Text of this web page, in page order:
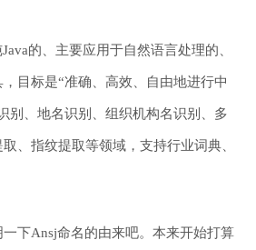
的、主要应用于自然语言处理的、
目标是“准确、高效、自由地进行中
别、地名识别、组织机构名识别、多
、指纹提取等领域，支持行业词典、
一下Ansj命名的由来吧。本来开始打算